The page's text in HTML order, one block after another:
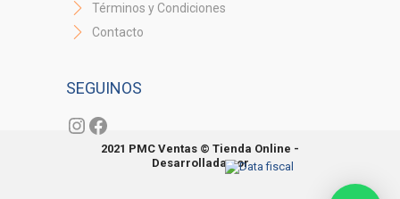
Términos y Condiciones
Contacto
SEGUINOS
Instagram
Facebook
2021 PMC Ventas © Tienda Online -
Desarrollada por